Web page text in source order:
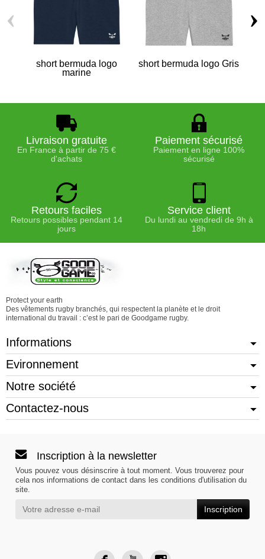
short bermuda logo
marine
short bermuda logo Gris
‹ ›
Livraison gratuite
En France à partir de 75 €
d'achats
Paiement sécurisé
Paiement en ligne 100%
sécurisé
Retours faciles
Retours possibles pendant 14
jours
Service client
Du lundi au vendredi de 9h à
18h
Protect your earth
Des vêtements rugby branchés, qui respectent la planète et le droit
international du travail : c’est le pari de Goodgame rugby.
Informations
Evironnement
Notre société
Contactez-nous
Inscription à la newsletter
Vous pouvez vous désinscrire à tout moment. Vous trouverez pour
cela nos informations de contact dans les conditions d'utilisation du
site.
Inscription